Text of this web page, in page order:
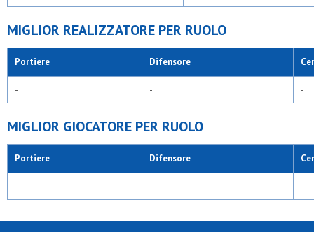
MIGLIOR REALIZZATORE PER RUOLO
Portiere Difensore
- - -
MIGLIOR GIOCATORE PER RUOLO
Portiere Difensore
- - -